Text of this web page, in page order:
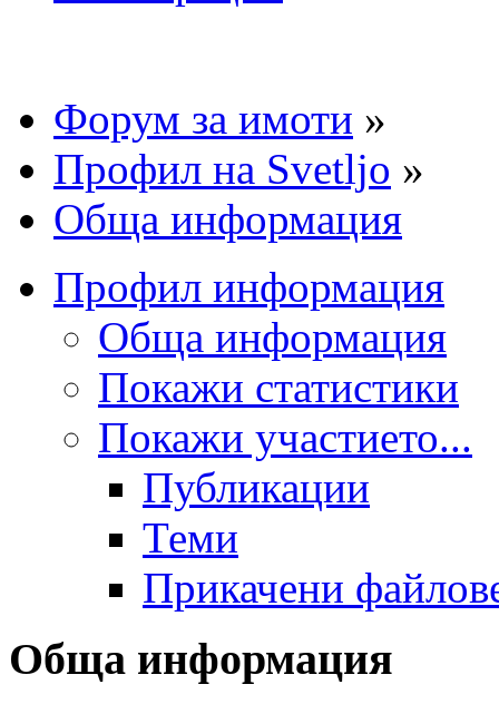
Форум за имоти »
Профил на Svetljo »
Обща информация
Профил информация
Обща информация
Покажи статистики
Покажи участието...
Публикации
Теми
Прикачени
Обща информация